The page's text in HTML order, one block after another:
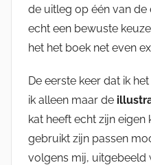
de uitleg op één van de
echt een bewuste
het het boek net even
De eerste keer dat ik
ik alleen maar de
kat heeft echt zijn eigen
gebruikt zijn passen
volgens mij, uitgebeeld